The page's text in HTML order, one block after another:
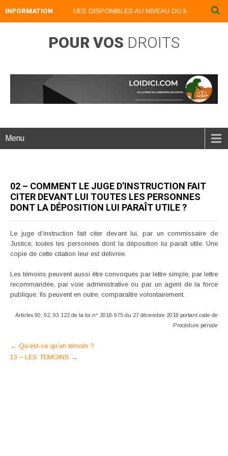
INFORMATION
LIVRES NUMERIQUES DISPONIBLES AU NIVEAU DU MENU ...NOS
POUR VOS DROITS
Menu
02 – COMMENT LE JUGE D’INSTRUCTION FAIT
CITER DEVANT LUI TOUTES LES PERSONNES
DONT LA DÉPOSITION LUI PARAÎT UTILE ?
Le juge d’instruction fait citer devant lui, par un commissaire de
Justice, toutes les personnes dont la déposition lui paraît utile. Une
copie de cette citation leur est délivrée.
Les témoins peuvent aussi être convoqués par lettre simple, par lettre
recommandée, par voie administrative ou par un agent de la force
publique. Ils peuvent en outre, comparaître volontairement.
Articles 90, 92, 93 122 de la loi n° 2018-975 du 27 décembre 2018 portant code de
Procédure pénale
Post
navigation
← Qu’est-ce qu’un témoin ?
13 – LES TEMOINS →